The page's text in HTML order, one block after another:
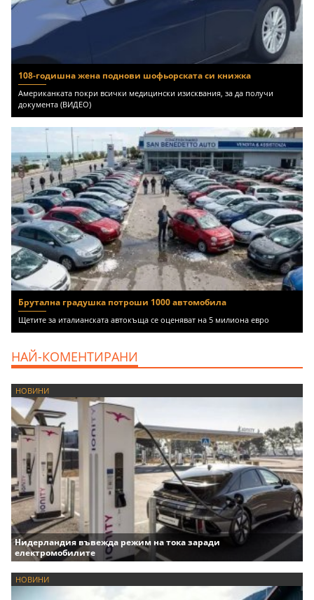
108-годишна жена поднови шофьорската си книжка
Американката покри всички медицински изисквания, за да получи
документа (ВИДЕО)
Брутална градушка потроши 1000 автомобила
Щетите за италианската автокъща се оценяват на 5 милиона евро
НАЙ-КОМЕНТИРАНИ
НОВИНИ
Нидерландия въвежда режим на тока заради
електромобилите
НОВИНИ